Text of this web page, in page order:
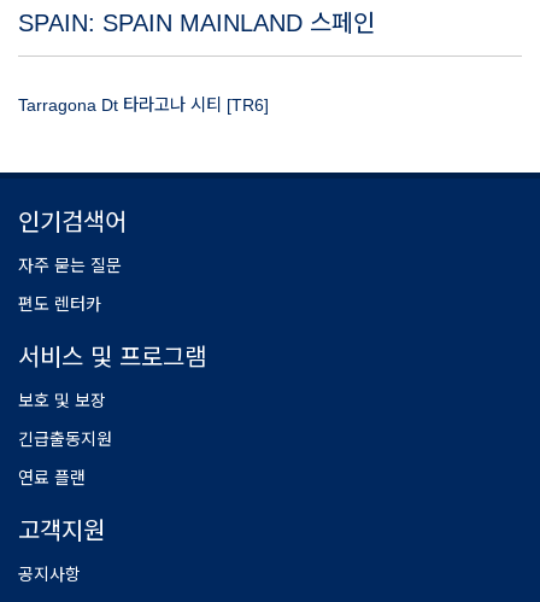
SPAIN: SPAIN MAINLAND 스페인
Tarragona Dt 타라고나 시티 [TR6]
인기검색어
자주 묻는 질문
편도 렌터카
서비스 및 프로그램
보호 및 보장
긴급출동지원
연료 플랜
고객지원
공지사항